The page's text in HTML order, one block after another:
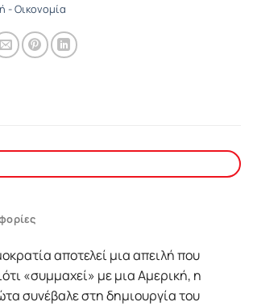
- Οικονομία
αποτελεί μια απειλή που
«συμμαχεί» με μια Αμερική, η
συνέβαλε στη δημιουργία του